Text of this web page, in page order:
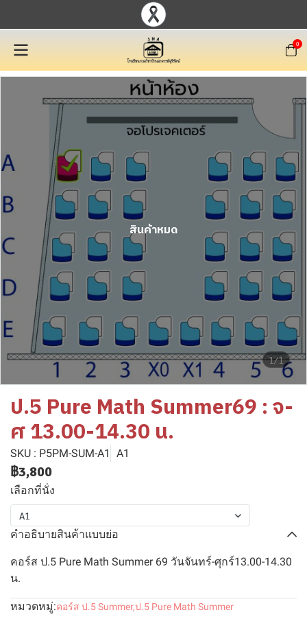
0
1/1
สินค้าหมด
ป.5 Pure Math Summer69 : จ-
ศ 13.00-14.30 น.
SKU : P5PM-SUM-A1 A1
฿3,800
เลือกที่นั่ง
A1
คำอธิบายสินค้าแบบย่อ
คอร์ส ป.5 Pure Math Summer 69 วันจันทร์-ศุกร์13.00-14.30
น.
หมวดหมู่:คอร์ส ป.5 Summer,ป.5 Pure Math Summer